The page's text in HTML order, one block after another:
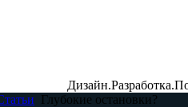
Глубокие остановки?